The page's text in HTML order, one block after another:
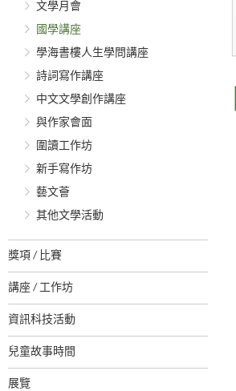
文學月會
國學講座
學海書樓人生學問講座
詩詞寫作講座
中文文學創作講座
與作家會面
圍讀工作坊
新手寫作坊
藝文薈
其他文學活動
獎項 / 比賽
講座 / 工作坊
資訊科技活動
兒童故事時間
展覽